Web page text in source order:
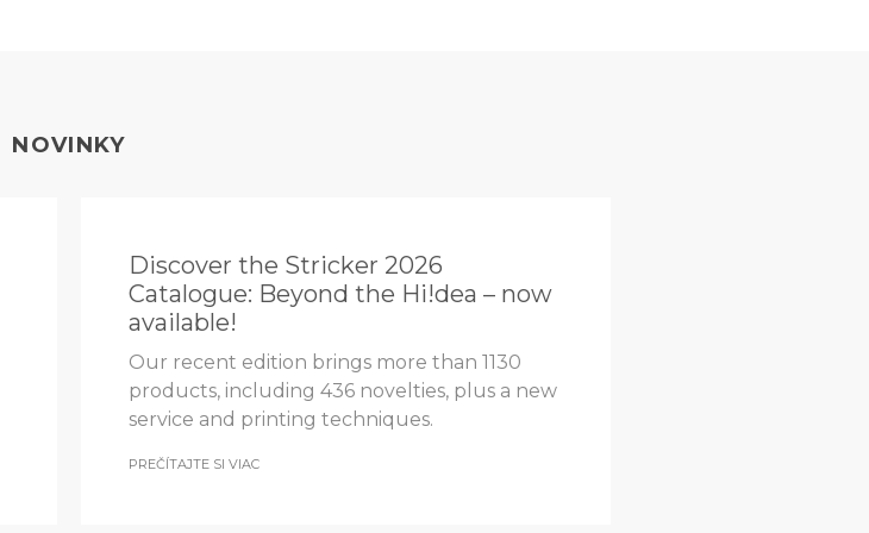
NOVINKY
Discover the Stricker 2026
Catalogue: Beyond the Hi!dea – now
available!
Our recent edition brings more than 1130
products, including 436 novelties, plus a new
service and printing techniques.
PREČÍTAJTE SI VIAC